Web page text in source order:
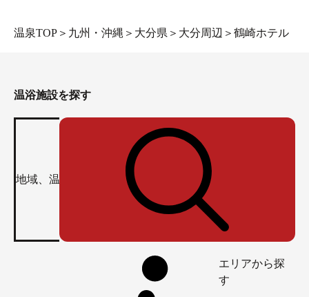
温泉TOP ＞ 九州・沖縄 ＞ 大分県 ＞ 大分周辺 ＞ 鶴崎ホテル
温浴施設を探す
エリアから探
す